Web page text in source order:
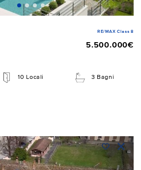
RE/MAX Class 8
5.500.000€
10 Locali 3 Bagni